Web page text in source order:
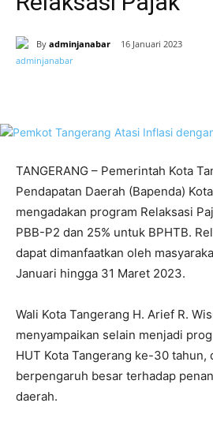
By adminjanabar 16 Januari 2023
TANGERANG – Pemerintah Kota
Pendapatan Daerah (Bapenda)
mengadakan program Relaksasi
PBB-P2 dan 25% untuk BPHTB.
dapat dimanfaatkan oleh
Januari hingga 31 Maret 2023.
Wali Kota Tangerang H. Arief R.
menyampaikan selain menjadi
HUT Kota Tangerang ke-30 tahun,
berpengaruh besar terhadap
daerah.